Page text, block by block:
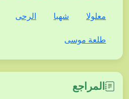
معلولا شهبا الرحى
طلعة موسى
المراجع